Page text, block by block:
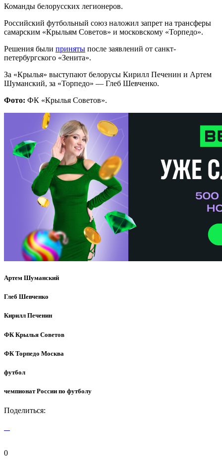
Команды белорусских легионеров.
Российский футбольный союз наложил запрет на трансферы
самарским «Крыльям Советов» и московскому «Торпедо».
Решения были приняты после заявлений от санкт-
петербургского «Зенита».
За «Крылья» выступают белорусы Кирилл Печенин и Артем
Шуманский, за «Торпедо» — Глеб Шевченко.
Фото: ФК «Крылья Советов».
Артем Шуманский
Глеб Шевченко
Кирилл Печенин
ФК Крылья Советов
ФК Торпедо Москва
футбол
чемпионат России по футболу
Поделиться:
0